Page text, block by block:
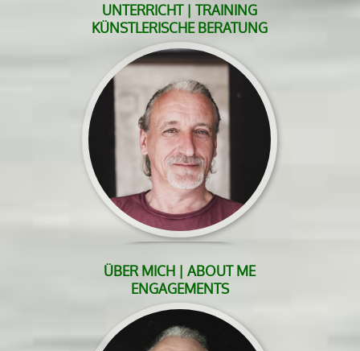
UNTERRICHT | TRAINING
KÜNSTLERISCHE BERATUNG
ÜBER MICH | ABOUT ME
ENGAGEMENTS